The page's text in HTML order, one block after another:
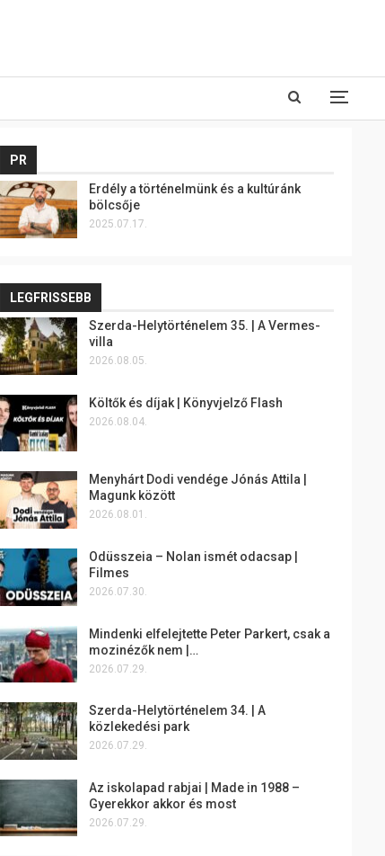
PR
Erdély a történelmünk és a kultúránk
bölcsője
2025.07.17.
LEGFRISSEBB
Szerda-Helytörténelem 35. | A Vermes-
villa
2026.08.05.
Költők és díjak | Könyvjelző Flash
2026.08.04.
Menyhárt Dodi vendége Jónás Attila |
Magunk között
2026.08.01.
Odüsszeia – Nolan ismét odacsap |
Filmes
2026.07.30.
Mindenki elfelejtette Peter Parkert, csak a
mozinézők nem |…
2026.07.29.
Szerda-Helytörténelem 34. | A
közlekedési park
2026.07.29.
Az iskolapad rabjai | Made in 1988 –
Gyerekkor akkor és most
2026.07.29.